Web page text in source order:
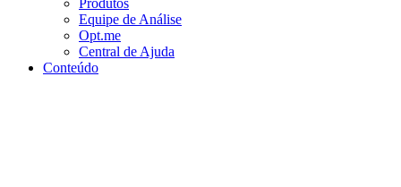
Produtos
Equipe de Análise
Opt.me
Central de Ajuda
Conteúdo